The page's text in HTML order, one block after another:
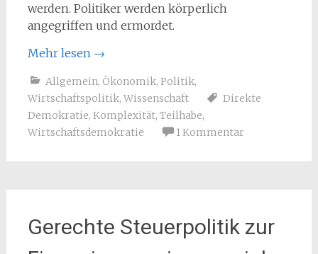
werden. Politiker werden körperlich
angegriffen und ermordet.
Mehr lesen →
Allgemein, Ökonomik, Politik,
Wirtschaftspolitik, Wissenschaft
Direkte
Demokratie, Komplexität, Teilhabe,
Wirtschaftsdemokratie
1 Kommentar
Gerechte Steuerpolitik zur